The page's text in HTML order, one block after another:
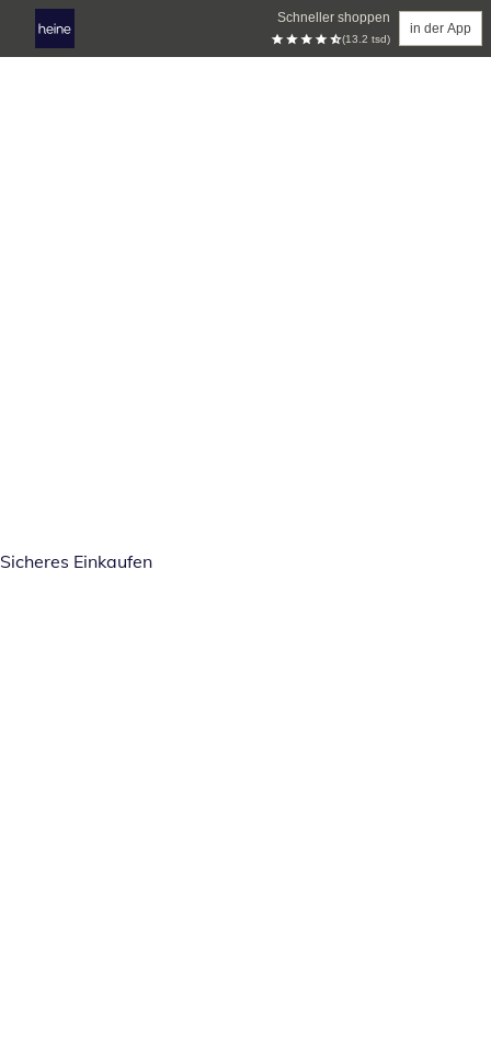
Schneller shoppen
(13.2 tsd)
in der App
Sicheres Einkaufen